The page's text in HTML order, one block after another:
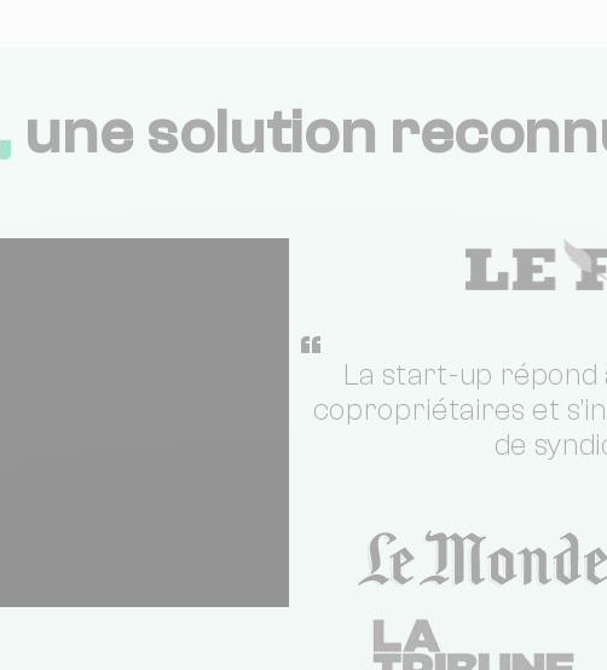
une solution
“
La start-up
copropriétaires et
de